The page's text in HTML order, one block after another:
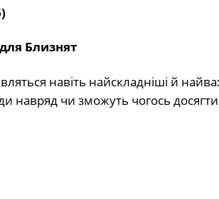
Близнят
навіть найскладніші й
навряд чи зможуть чогось